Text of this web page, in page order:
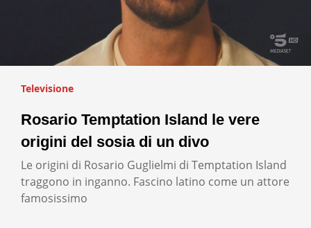
Televisione
Rosario Temptation Island le vere
origini del sosia di un divo
Le origini di Rosario Guglielmi di Temptation Island
traggono in inganno. Fascino latino come un attore
famosissimo